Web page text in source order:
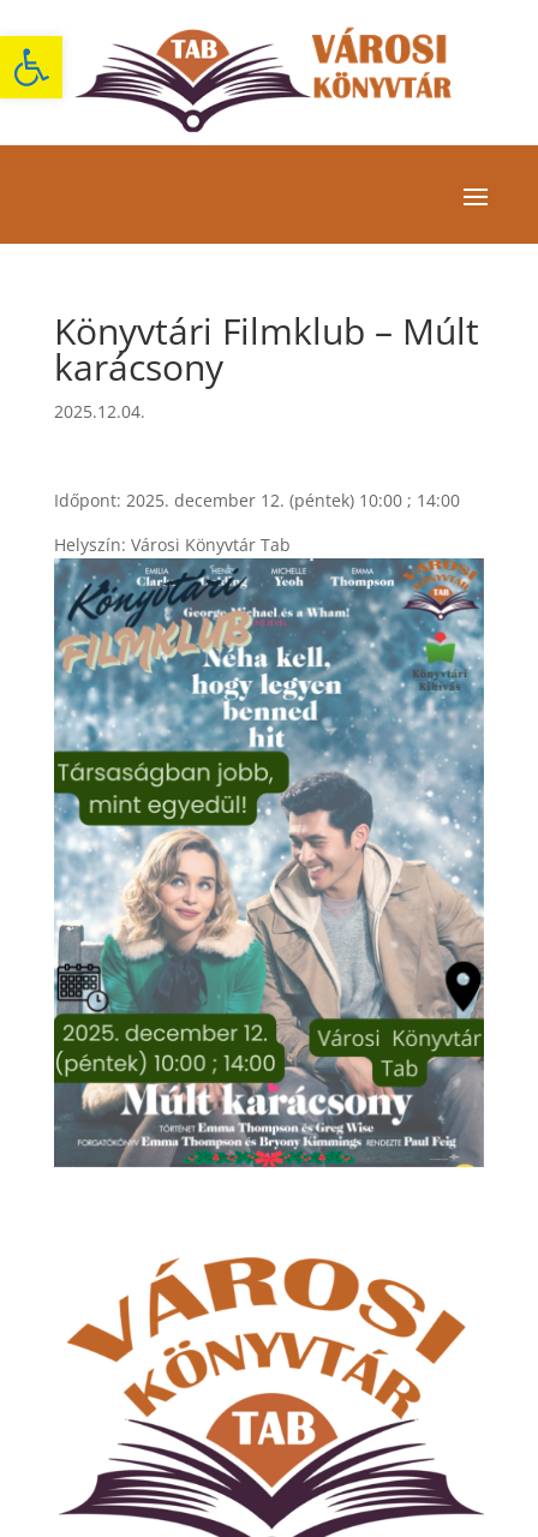
Eszköztár megnyitása
Könyvtári Filmklub – Múlt
karácsony
2025.12.04.
Időpont: 2025. december 12. (péntek) 10:00 ; 14:00
Helyszín: Városi Könyvtár Tab